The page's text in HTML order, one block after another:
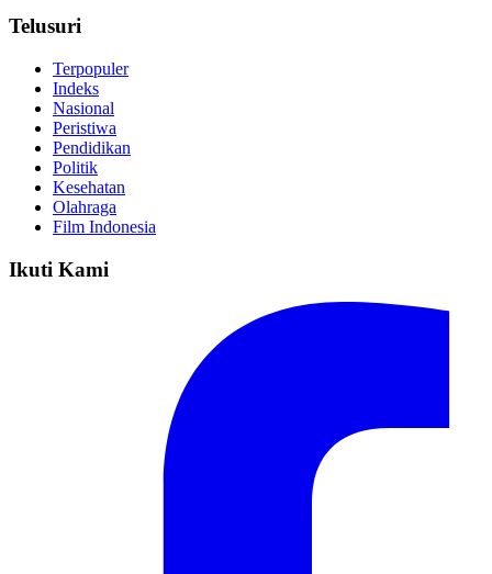
Telusuri
Terpopuler
Indeks
Nasional
Peristiwa
Pendidikan
Politik
Kesehatan
Olahraga
Film Indonesia
Ikuti Kami